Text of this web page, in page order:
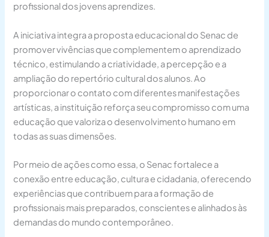
profissional dos jovens aprendizes.
A iniciativa integra a proposta educacional do Senac de
promover vivências que complementem o aprendizado
técnico, estimulando a criatividade, a percepção e a
ampliação do repertório cultural dos alunos. Ao
proporcionar o contato com diferentes manifestações
artísticas, a instituição reforça seu compromisso com uma
educação que valoriza o desenvolvimento humano em
todas as suas dimensões.
Por meio de ações como essa, o Senac fortalece a
conexão entre educação, cultura e cidadania, oferecendo
experiências que contribuem para a formação de
profissionais mais preparados, conscientes e alinhados às
demandas do mundo contemporâneo.